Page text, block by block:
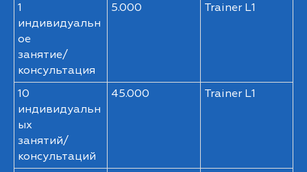
1
индивидуальн
ое
занятие/
консультация
5.000 Trainer L1
10
индивидуальн
ых
занятий/
консультаций
45.000 Trainer L1